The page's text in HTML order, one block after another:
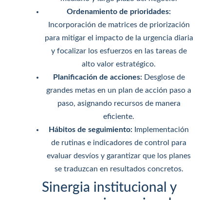
Ordenamiento de prioridades:
Incorporación de matrices de priorización
para mitigar el impacto de la urgencia diaria
y focalizar los esfuerzos en las tareas de
alto valor estratégico.
Planificación de acciones:Desglose de
grandes metas en un plan de acción paso a
paso, asignando recursos de manera
eficiente.
Hábitos de seguimiento: Implementación
de rutinas e indicadores de control para
evaluar desvíos y garantizar que los planes
se traduzcan en resultados concretos.
Sinergia institucional y